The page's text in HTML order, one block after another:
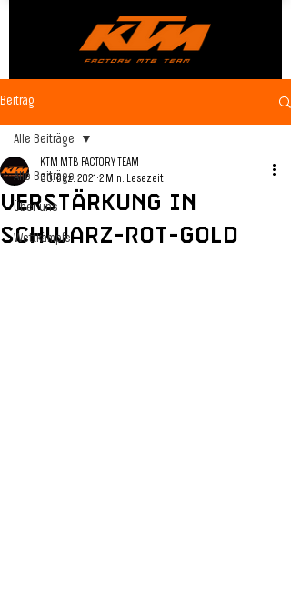
Beitrag
Alle Beiträge
Über uns
Wettkämpfe
Alle Beiträge
Verstärkung in
Schwarz-Rot-Gold
KTM MTB FACTORY TEAM
30. Dez. 2021 2 Min. Lesezeit